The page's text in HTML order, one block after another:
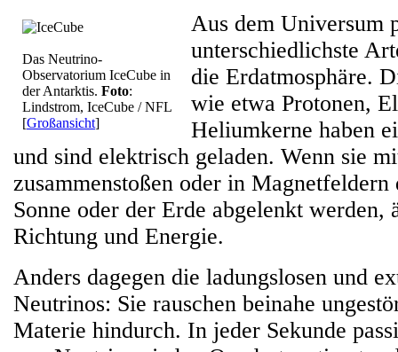
Das Neutrino-
Observatorium IceCube in
der Antarktis. Foto:
Lindstrom, IceCube / NFL
[Großansicht]
Aus dem Universum
unterschiedlichste
die Erdatmosphäre.
wie etwa Protonen,
Heliumkerne haben
und sind elektrisch geladen. Wenn sie
zusammenstoßen oder in Magnetfeldern
Sonne oder der Erde abgelenkt werden,
Richtung und Energie.
Anders dagegen die ladungslosen und
Neutrinos: Sie rauschen beinahe
Materie hindurch. In jeder Sekunde